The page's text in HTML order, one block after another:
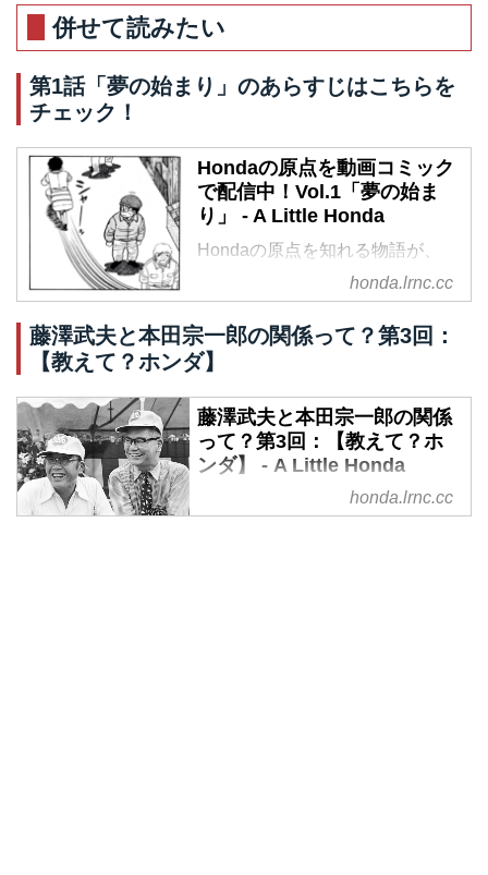
併せて読みたい
第1話「夢の始まり」のあらすじはこちらを
チェック！
Hondaの原点を動画コミック
で配信中！Vol.1「夢の始ま
り」 - A Little Honda
Hondaの原点を知れる物語が、
Honda公式サイトにて動画コミッ
クで配信されている。全6話から
なる物語を観れば、創業者「本田
宗一郎」の情熱に心を打たれるこ
と間違いなし。こちらで登場人物
と第1話「夢の始まり」をご紹介
する。
honda.lrnc.cc
藤澤武夫と本田宗一郎の関係って？第3回：
【教えて？ホンダ】
藤澤武夫と本田宗一郎の関係
って？第3回：【教えて？ホ
ンダ】 - A Little Honda
みなさんこんにちは。【教えて？
honda.lrnc.cc